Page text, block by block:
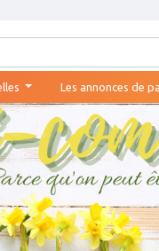
Les annonces de